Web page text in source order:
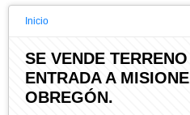
Inicio
SE VENDE
ENTRADA A
OBREGÓN.